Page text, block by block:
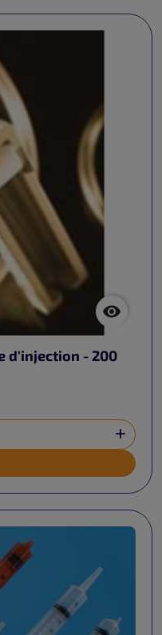

d'injection - 200

au panier